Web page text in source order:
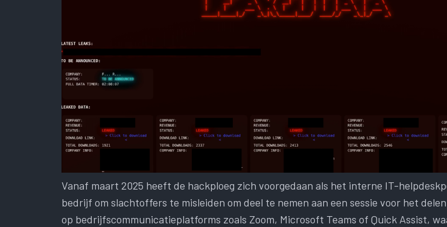
Vanaf maart 2025 heeft de hackploeg zich voorgedaan als het interne IT-
bedrijf om slachtoffers te misleiden om deel te nemen aan een sessie voor het
op bedrijfscommunicatieplatforms zoals Zoom, Microsoft Teams of Quick Assist,